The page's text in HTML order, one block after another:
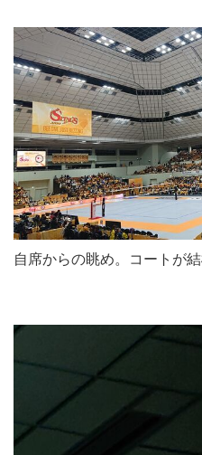
自席からの眺め。コートが